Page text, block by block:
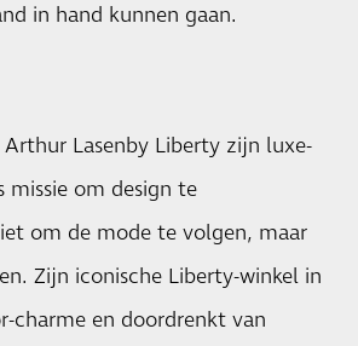
in hand kunnen gaan.
Arthur Lasenby Liberty zijn luxe-
om design te
om de mode te volgen, maar
Zijn iconische Liberty-winkel in
charme en doordrenkt van